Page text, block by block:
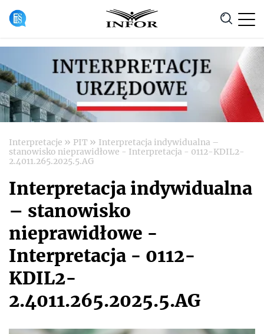
Anuluj
Interpretacje » PIT » Interpretacja indywidualna –
stanowisko nieprawidłowe - Interpretacja - 0112-KDIL2-
2.4011.265.2025.5.AG
Interpretacja indywidualna
– stanowisko
nieprawidłowe -
Interpretacja - 0112-
KDIL2-
2.4011.265.2025.5.AG